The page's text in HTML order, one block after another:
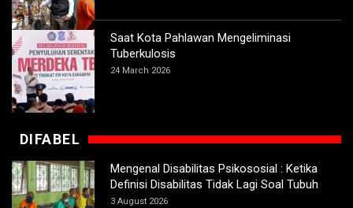
Saat Kota Pahlawan Mengeliminasi
Tuberkulosis
24 March 2026
DIFABEL
Mengenal Disabilitas Psikososial : Ketika
Definisi Disabilitas Tidak Lagi Soal Tubuh
3 August 2026